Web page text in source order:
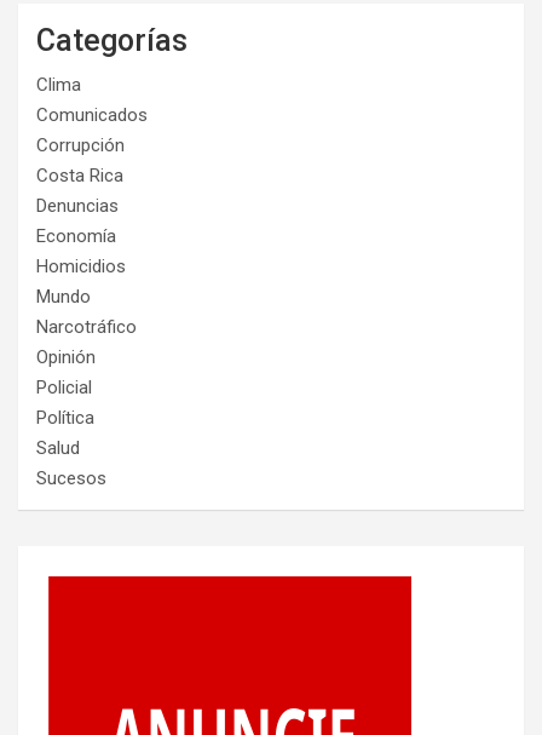
Categorías
Clima
Comunicados
Corrupción
Costa Rica
Denuncias
Economía
Homicidios
Mundo
Narcotráfico
Opinión
Policial
Política
Salud
Sucesos